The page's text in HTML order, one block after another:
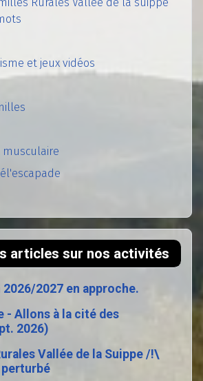
Rurales Vallée de la suippe
et jeux vidéos
musculaire
articles sur nos activités
2027 en approche.
- Allons à la cité des
2026)
Vallée de la Suippe /!\